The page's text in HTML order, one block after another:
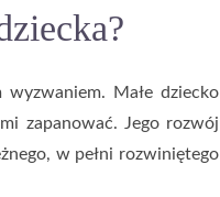
Małe dziecko
zapanować. Jego rozwój
w pełni rozwiniętego